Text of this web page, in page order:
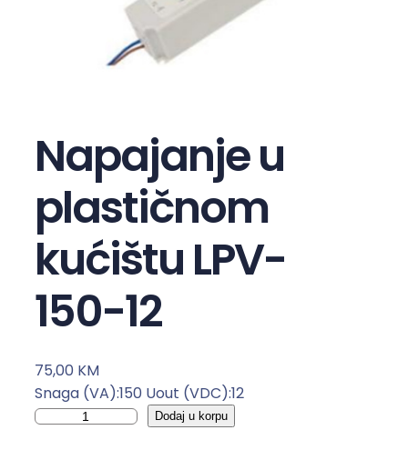
Napajanje u
plastičnom
kućištu LPV-
150-12
75,00 KM
Snaga (VA):150 Uout (VDC):12
N
Dodaj u korpu